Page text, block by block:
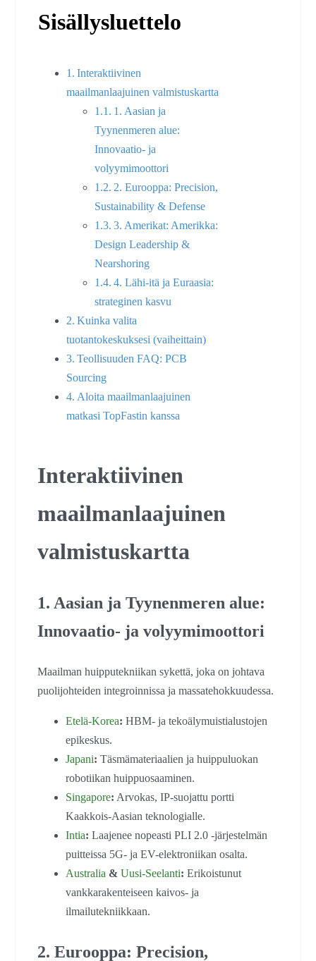
Sisällysluettelo
Interaktiivinen
maailmanlaajuinen valmistuskartta
1. Aasian ja
Tyynenmeren alue:
Innovaatio- ja
volyymimoottori
2. Eurooppa: Precision,
Sustainability & Defense
3. Amerikat: Amerikka:
Design Leadership &
Nearshoring
4. Lähi-itä ja Euraasia:
strateginen kasvu
Kuinka valita
tuotantokeskuksesi (vaiheittain)
Teollisuuden FAQ: PCB
Sourcing
Aloita maailmanlaajuinen
matkasi TopFastin kanssa
Interaktiivinen
maailmanlaajuinen
valmistuskartta
1. Aasian ja Tyynenmeren alue:
Innovaatio- ja volyymimoottori
Maailman huipputekniikan sykettä, joka on johtava
puolijohteiden integroinnissa ja massatehokkuudessa.
Etelä-Korea: HBM- ja tekoälymuistialustojen
epikeskus.
Japani: Täsmämateriaalien ja huippuluokan
robotiikan huippuosaaminen.
Singapore: Arvokas, IP-suojattu portti
Kaakkois-Aasian teknologialle.
Intia: Laajenee nopeasti PLI 2.0 -järjestelmän
puitteissa 5G- ja EV-elektroniikan osalta.
Australia & Uusi-Seelanti: Erikoistunut
vankkarakenteiseen kaivos- ja
ilmailutekniikkaan.
2. Eurooppa: Precision,